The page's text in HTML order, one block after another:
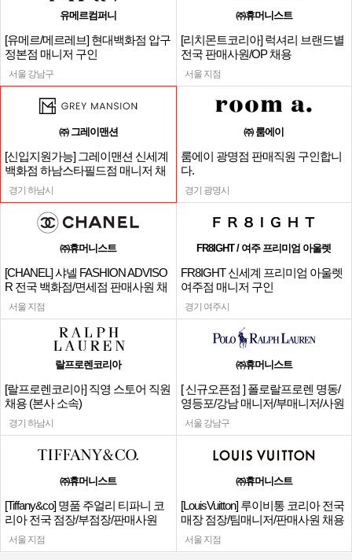
유메르컴퍼니
[유메르/메르레브] 현대백화점 압구
정본점 매니저 구인
서울 강남구
㈜휴머니스트
[리치몬트코리아] 럭셔리 브랜드별
전국 판매사원/OP 채용
서울 지점
㈜ 그레이맨션
[신입지원가능] 그레이맨션 신세계
백화점 하남스타필드점 매니저 채
용
경기 하남시
㈜ 룸에이
룸에이 광명점 판매직원 구인합니
다.
경기 광명시
㈜휴머니스트
[CHANEL] 샤넬 FASHION ADVISO
R 전국 백화점/면세점 판매사원 채
용
서울 지점
FR8IGHT / 여주 프리미엄 아울렛
FR8IGHT 신세계 프리미엄 아울렛
여주점 매니저 구인
경기 여주시
랄프로렌코리아
[랄프로렌코리아] 직영 스토어 직원
채용 (본사 소속)
경기 하남시
㈜휴머니스트
[ 신규오픈점 ] 폴로랄프로렌 명동/
영등포/강남 매니저/부매니저/사원
서울 강남구
㈜휴머니스트
[Tiffany&co] 명품 주얼리 티파니 코
리아 전국 점장/부점장/판매사원
서울 지점
㈜휴머니스트
[LouisVuitton] 루이비통 코리아 전국
매장 점장/팀매니저/판매사원 채용
서울 지점